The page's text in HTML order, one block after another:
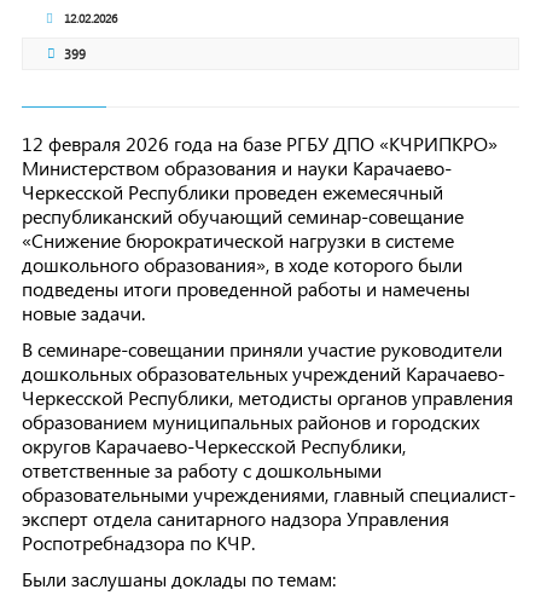
12.02.2026
399
12 февраля 2026 года на базе РГБУ ДПО «КЧРИПКРО»
Министерством образования и науки Карачаево-
Черкесской Республики проведен ежемесячный
республиканский обучающий семинар-совещание
«Снижение бюрократической нагрузки в системе
дошкольного образования», в ходе которого были
подведены итоги проведенной работы и намечены
новые задачи.
В семинаре-совещании приняли участие руководители
дошкольных образовательных учреждений Карачаево-
Черкесской Республики, методисты органов управления
образованием муниципальных районов и городских
округов Карачаево-Черкесской Республики,
ответственные за работу с дошкольными
образовательными учреждениями, главный специалист-
эксперт отдела санитарного надзора Управления
Роспотребнадзора по КЧР.
Были заслушаны доклады по темам: